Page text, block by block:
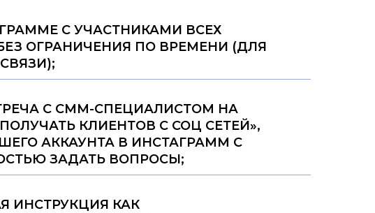
С УЧАСТНИКАМИ ВСЕХ
ОГРАНИЧЕНИЯ ПО ВРЕМЕНИ (ДЛЯ
С СММ-СПЕЦИАЛИСТОМ НА
КЛИЕНТОВ С СОЦ СЕТЕЙ»,
АККАУНТА В ИНСТАГРАММ С
ЗАДАТЬ ВОПРОСЫ;
ИНСТРУКЦИЯ КАК